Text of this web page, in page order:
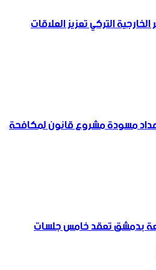
التركي تعزيز العلاقات
مسودة مشروع قانون لمكافحة
بدمشق تعقد خامس جلسات